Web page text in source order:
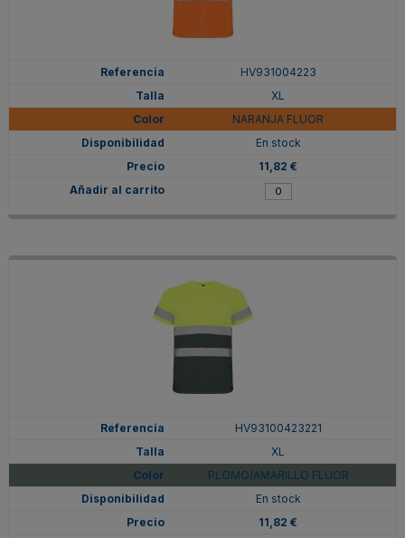
HV931004223
XL
NARANJA FLUOR
En stock
11,82 €
HV93100423221
XL
PLOMO/AMARILLO FLUOR
En stock
11,82 €